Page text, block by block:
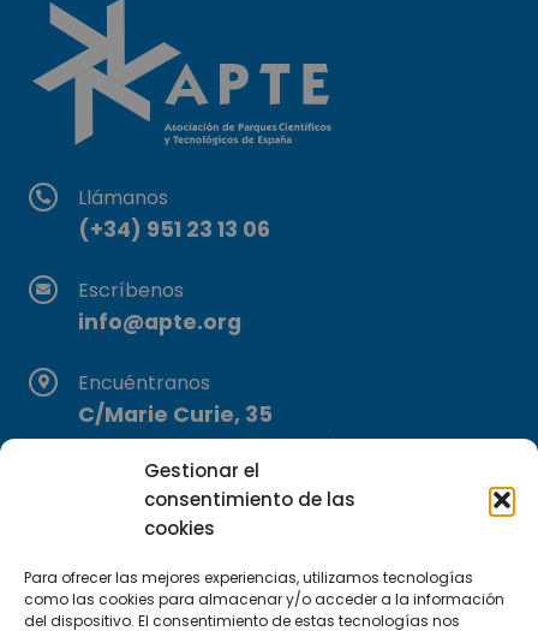
Gestionar el
consentimiento de las
cookies
Para ofrecer las mejores experiencias, utilizamos tecnologías
como las cookies para almacenar y/o acceder a la información
del dispositivo. El consentimiento de estas tecnologías nos
Llámanos
(+34) 951 23 13 06
Escríbenos
info@apte.org
Encuéntranos
C/Marie Curie, 35
29590 Campanillas, Málaga